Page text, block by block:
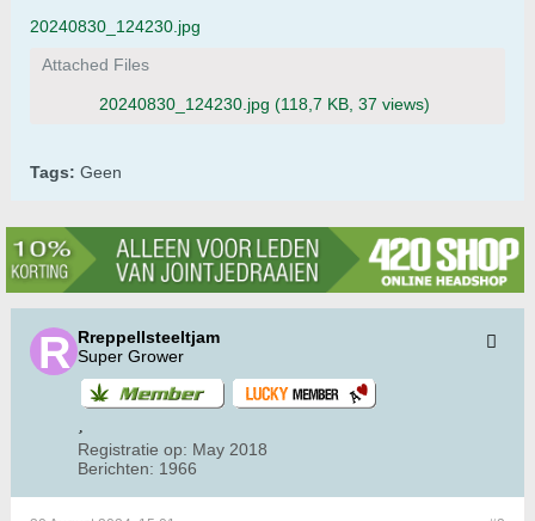
20240830_124230.jpg
Attached Files
20240830_124230.jpg (118,7 KB, 37 views)
Tags: Geen
Rreppellsteeltjam
Super Grower
Registratie op: May 2018
Berichten: 1966